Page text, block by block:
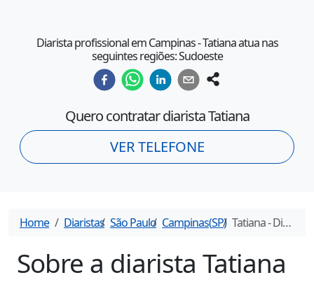
Diarista profissional em Campinas - Tatiana atua nas
seguintes regiões: Sudoeste
Quero contratar diaristaTatiana
VER TELEFONE
Home Diaristas São Paulo Campinas(SP) Tatiana- Diarista em
Sobre a diarista Tatiana